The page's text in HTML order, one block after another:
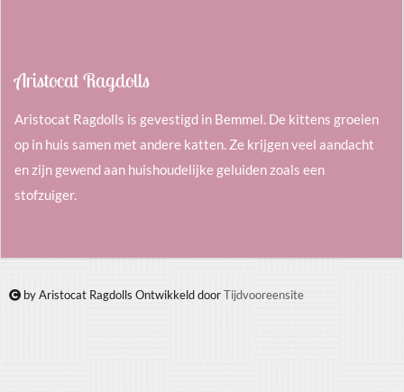
Aristocat Ragdolls
Aristocat Ragdolls is gevestigd in Bemmel. De kittens groeien
op in huis samen met andere katten. Ze krijgen veel aandacht
en zijn gewend aan huishoudelijke geluiden zoals een
stofzuiger.
by Aristocat Ragdolls Ontwikkeld doorTijdvooreensite